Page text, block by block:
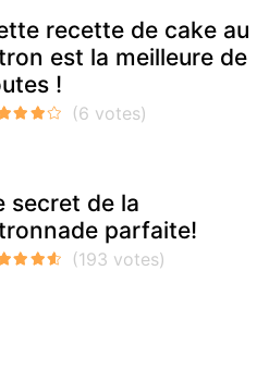
recette de cake au
est la meilleure de
!
secret de la
parfaite!